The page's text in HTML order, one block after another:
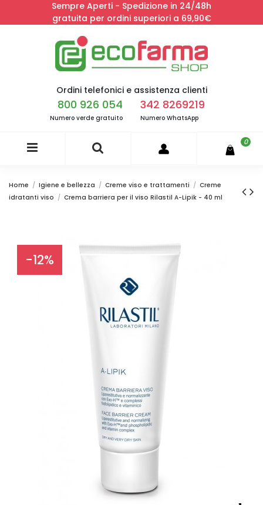
Sempre Aperti - Spedizione in 24/48h
gratuita per ordini superiori a 69,90€
Ordini telefonici e assistenza clienti
800 926 054
Numero verde gratuito
342 8269219
Numero WhatsApp
0
Home Igiene e bellezza Creme viso e trattamenti
Creme
idratanti viso
Crema barriera per il viso Rilastil A-Lipik - 40 ml
-12%